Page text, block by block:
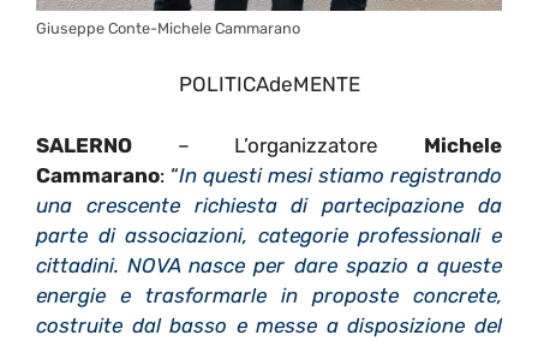
Giuseppe Conte-Michele Cammarano
POLITICAdeMENTE
SALERNO – L’organizzatore Michele
Cammarano: “In questi mesi stiamo registrando
una crescente richiesta di partecipazione da
parte di associazioni, categorie professionali e
cittadini. NOVA nasce per dare spazio a queste
energie e trasformarle in proposte concrete,
costruite dal basso e messe a disposizione del